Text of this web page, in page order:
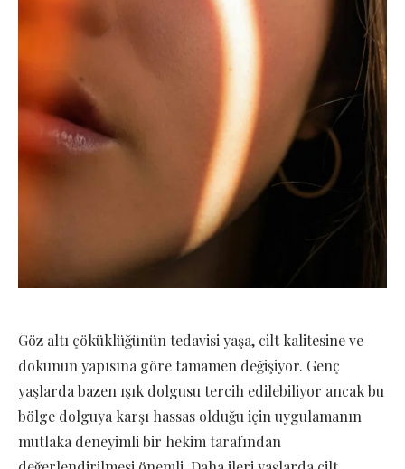
Göz altı çöküklüğünün tedavisi yaşa, cilt kalitesine ve
dokunun yapısına göre tamamen değişiyor. Genç
yaşlarda bazen ışık dolgusu tercih edilebiliyor ancak bu
bölge dolguya karşı hassas olduğu için uygulamanın
mutlaka deneyimli bir hekim tarafından